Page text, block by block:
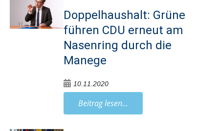
Doppelhaushalt: Grüne
führen CDU erneut am
Nasenring durch die
Manege
10.11.2020
Beitrag lesen...